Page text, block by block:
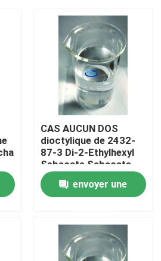
CAS AUCUN DOS
dioctylique de 2432-
87-3 Di-2-Ethylhexyl
Sebacate Sebacate
envoyer une